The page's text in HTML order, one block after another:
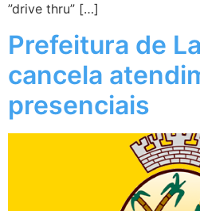
”drive thru” […]
Prefeitura de
cancela
presenciais